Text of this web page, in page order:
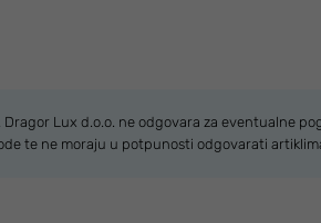
Lux d.o.o. ne odgovara za eventualne
te ne moraju u potpunosti odgovarati